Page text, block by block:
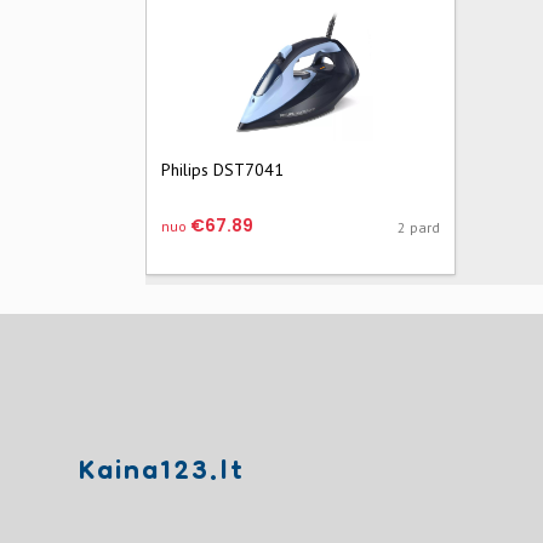
Philips DST7041
nuo €67.89 2 pard
Kaina123.lt